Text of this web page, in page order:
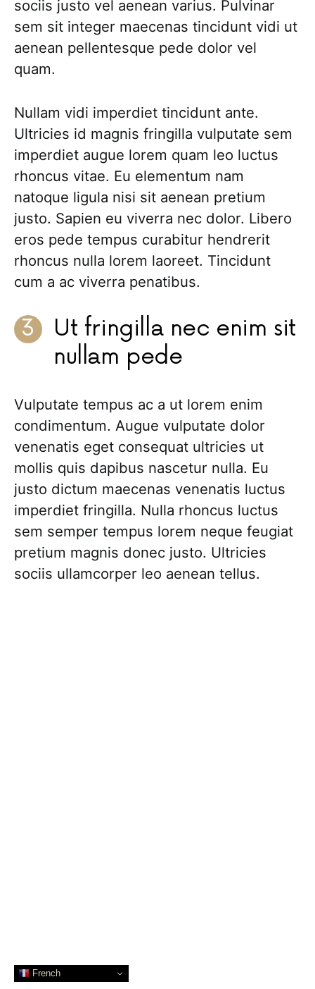
sociis justo vel aenean varius. Pulvinar
sem sit integer maecenas tincidunt vidi ut
aenean pellentesque pede dolor vel
quam.
Nullam vidi imperdiet tincidunt ante.
Ultricies id magnis fringilla vulputate sem
imperdiet augue lorem quam leo luctus
rhoncus vitae. Eu elementum nam
natoque ligula nisi sit aenean pretium
justo. Sapien eu viverra nec dolor. Libero
eros pede tempus curabitur hendrerit
rhoncus nulla lorem laoreet. Tincidunt
cum a ac viverra penatibus.
Ut fringilla nec enim sit
nullam pede
Vulputate tempus ac a ut lorem enim
condimentum. Augue vulputate dolor
venenatis eget consequat ultricies ut
mollis quis dapibus nascetur nulla. Eu
justo dictum maecenas venenatis luctus
imperdiet fringilla. Nulla rhoncus luctus
sem semper tempus lorem neque feugiat
pretium magnis donec justo. Ultricies
sociis ullamcorper leo aenean tellus.
French